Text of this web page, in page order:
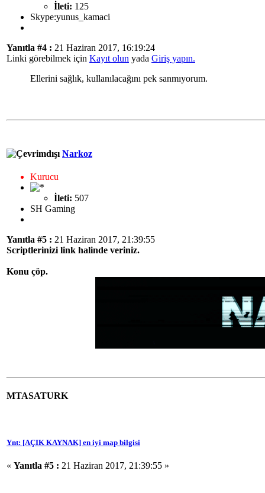
İleti: 125
Skype:yunus_kamaci
Yanıtla #4 : 21 Haziran 2017, 16:19:24
Linki görebilmek için Kayıt olun yada Giriş yapın.
Ellerini sağlık, kullanılacağını pek sanmıyorum.
Narkoz
Kurucu
İleti: 507
SH Gaming
Yanıtla #5 : 21 Haziran 2017, 21:39:55
Scriptlerinizi link halinde veriniz.
Konu çöp.
MTASATURK
Ynt: [AÇIK KAYNAK] en iyi map bilgisi
« Yanıtla #5 : 21 Haziran 2017, 21:39:55 »